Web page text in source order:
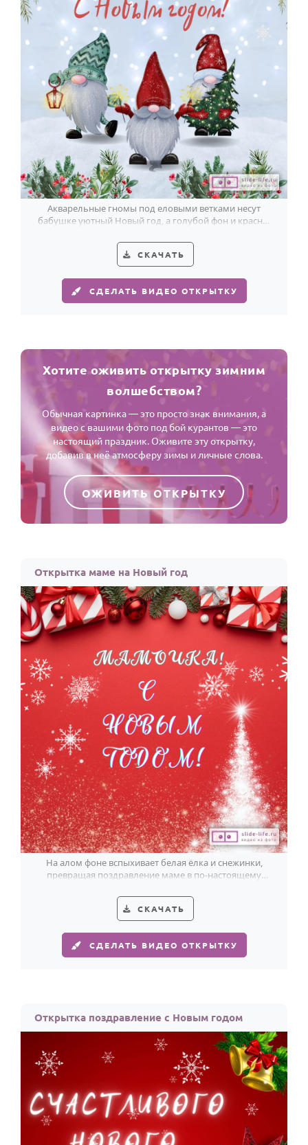
Акварельные гномы под еловыми ветками несут
бабушке уютный Новый год, а голубой фон и красно-
СКАЧАТЬ
СДЕЛАТЬ ВИДЕО ОТКРЫТКУ
Хотите оживить открытку зимним
волшебством?
Обычная картинка — это просто знак внимания, а
видео с вашими фото под бой курантов — это
настоящий праздник. Оживите эту открытку,
добавив в неё атмосферу зимы и личные слова.
ОЖИВИТЬ ОТКРЫТКУ
Открытка маме на Новый год
На алом фоне вспыхивает белая ёлка и снежинки,
превращая поздравление маме в по-настоящему
СКАЧАТЬ
СДЕЛАТЬ ВИДЕО ОТКРЫТКУ
Открытка поздравление с Новым годом